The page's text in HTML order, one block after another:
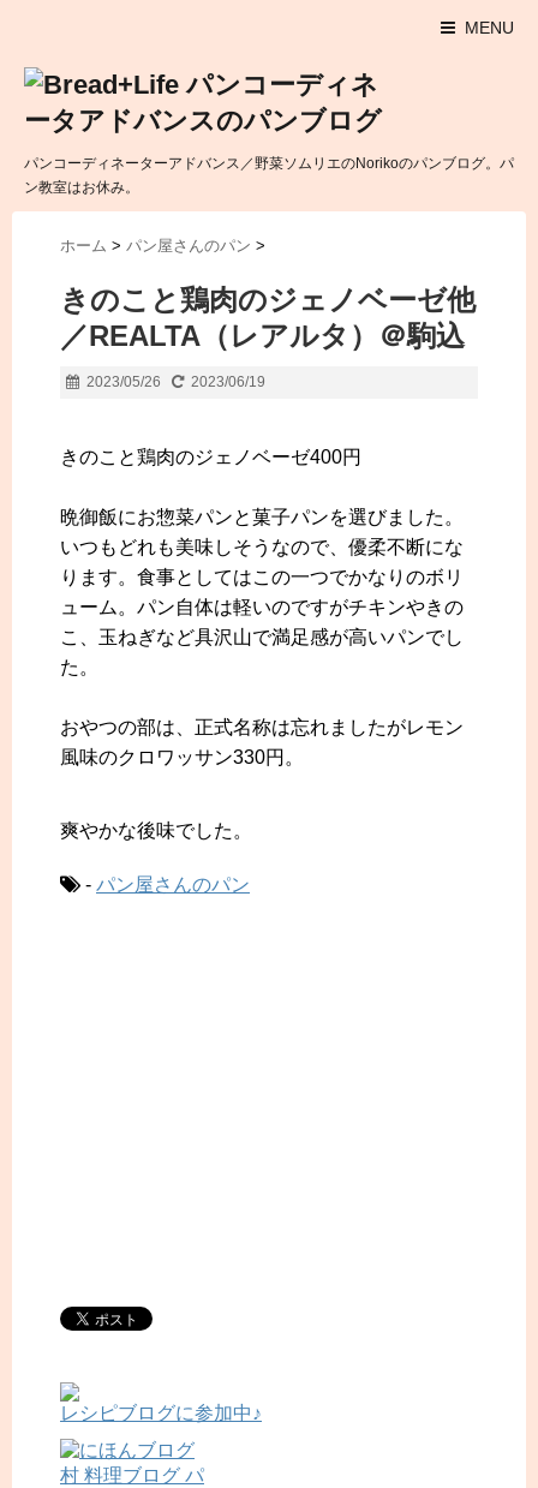
MENU
パンコーディネーターアドバンス／野菜ソムリエのNorikoのパンブログ。パ
ン教室はお休み。
ホーム > パン屋さんのパン >
きのこと鶏肉のジェノベーゼ他
／REALTA（レアルタ）＠駒込
2023/05/26 2023/06/19
きのこと鶏肉のジェノベーゼ400円
晩御飯にお惣菜パンと菓子パンを選びました。
いつもどれも美味しそうなので、優柔不断にな
ります。食事としてはこの一つでかなりのボリ
ューム。パン自体は軽いのですがチキンやきの
こ、玉ねぎなど具沢山で満足感が高いパンでし
た。
おやつの部は、正式名称は忘れましたがレモン
風味のクロワッサン330円。
爽やかな後味でした。
- パン屋さんのパン
レシピブログに参加中♪